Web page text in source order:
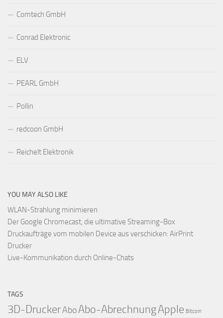
Comtech GmbH
Conrad Elektronic
ELV
PEARL GmbH
Pollin
redcoon GmbH
Reichelt Elektronik
YOU MAY ALSO LIKE
WLAN-Strahlung minimieren
Der Google Chromecast, die ultimative Streaming-Box
Druckaufträge vom mobilen Device aus verschicken: AirPrint
Drucker
Live-Kommunikation durch Online-Chats
TAGS
3D-DruckerAboAbo-AbrechnungApple Bitcoin